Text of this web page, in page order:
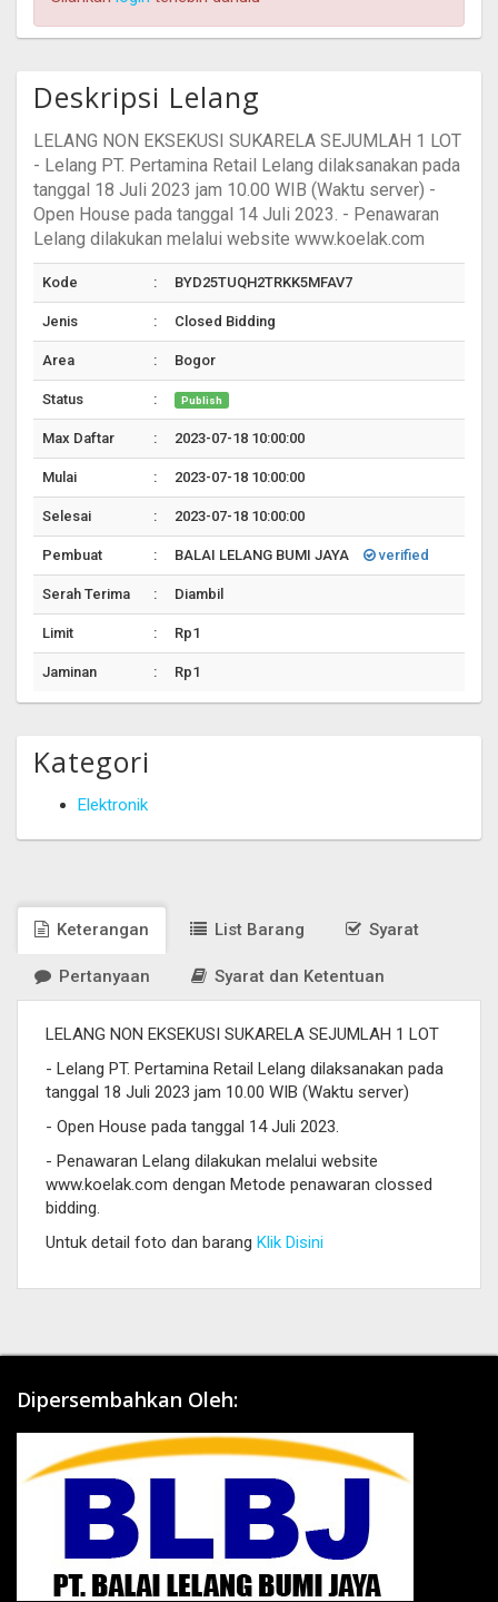
Deskripsi Lelang
LELANG NON EKSEKUSI SUKARELA SEJUMLAH 1 LOT
- Lelang PT. Pertamina Retail Lelang dilaksanakan pada
tanggal 18 Juli 2023 jam 10.00 WIB (Waktu server) -
Open House pada tanggal 14 Juli 2023. - Penawaran
Lelang dilakukan melalui website www.koelak.com
Kode : BYD25TUQH2TRKK5MFAV7
Jenis : Closed Bidding
Area : Bogor
Status : Publish
Max Daftar : 2023-07-18 10:00:00
Mulai : 2023-07-18 10:00:00
Selesai : 2023-07-18 10:00:00
Pembuat : BALAI LELANG BUMI JAYA verified
Serah Terima : Diambil
Limit : Rp1
Jaminan : Rp1
Kategori
Elektronik
Keterangan List Barang Syarat
Pertanyaan Syarat dan Ketentuan
LELANG NON EKSEKUSI SUKARELA SEJUMLAH 1 LOT
- Lelang PT. Pertamina Retail Lelang dilaksanakan pada
tanggal 18 Juli 2023 jam 10.00 WIB (Waktu server)
- Open House pada tanggal 14 Juli 2023.
- Penawaran Lelang dilakukan melalui website
www.koelak.com dengan Metode penawaran clossed
bidding.
Untuk detail foto dan barang Klik Disini
Dipersembahkan Oleh: